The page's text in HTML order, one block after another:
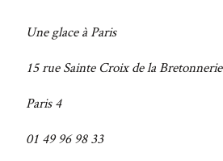
Une glace à Paris
15 rue Sainte Croix de la Bretonnerie
Paris 4
01 49 96 98 33